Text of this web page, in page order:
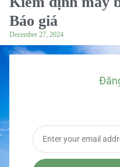
Báo giá
December 27, 2024